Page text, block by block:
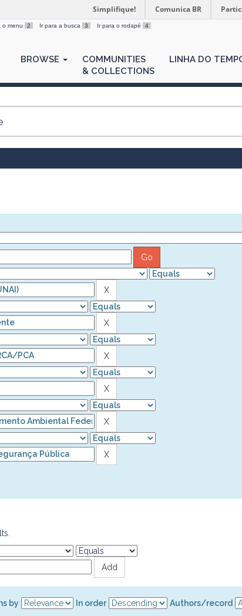
Simplifique! Comunica BR
o menu 2 Ir para a busca 3 Ir para o rodapé 4
BROWSE
COMMUNITIES
& COLLECTIONS
LINHA DO
by In order Authors/record